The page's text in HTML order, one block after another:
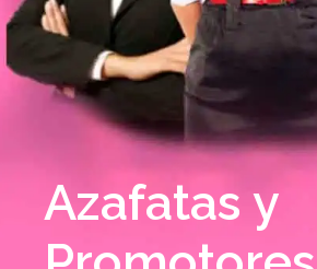
Azafatas y